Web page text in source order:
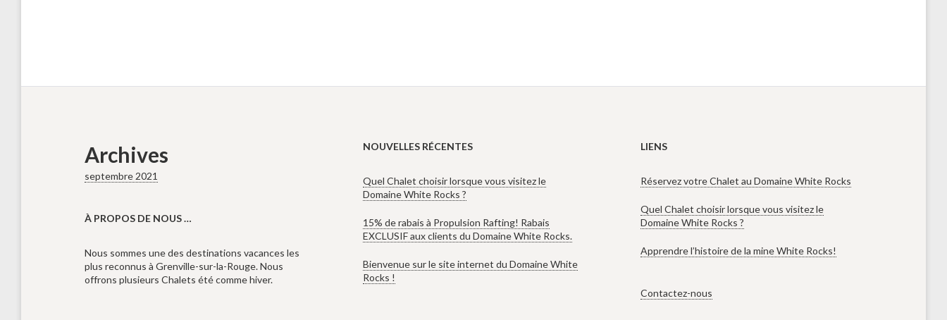
Archives
septembre 2021
À PROPOS DE NOUS …
Nous sommes une des destinations vacances les
plus reconnus à Grenville-sur-la-Rouge. Nous
offrons plusieurs Chalets été comme hiver.
NOUVELLES RÉCENTES
Quel Chalet choisir lorsque vous visitez le
Domaine White Rocks ?
15% de rabais à Propulsion Rafting! Rabais
EXCLUSIF aux clients du Domaine White Rocks.
Bienvenue sur le site internet du Domaine White
Rocks !
LIENS
Réservez votre Chalet au Domaine White Rocks
Quel Chalet choisir lorsque vous visitez le
Domaine White Rocks ?
Apprendre l’histoire de la mine White Rocks!
Contactez-nous